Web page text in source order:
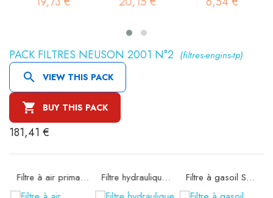
PACK FILTRES NEUSON 2001 N°2 (filtres-engins-tp)
 VIEW THIS PACK
 BUY THIS PACK
181,41 €
Filtre à air primaire SA16578 Filtre hydraulique SH74153 SP Filtre à gasoil SN25028